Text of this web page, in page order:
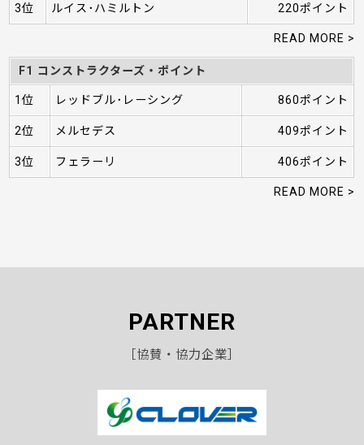
3位 ルイス･ハミルトン 220ポイント
READ MORE >
F1 コンストラクターズ・ポイント
1位 レッドブル･レーシング 860ポイント
2位 メルセデス 409ポイント
3位 フェラーリ 406ポイント
READ MORE >
PARTNER
［協賛・協力企業］